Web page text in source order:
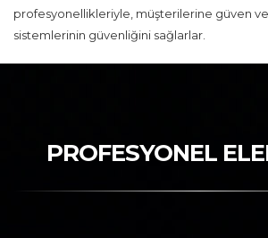
profesyonellikleriyle, müşterilerine güven
sistemlerinin güvenliğini sağlarlar.
PROFESYONEL